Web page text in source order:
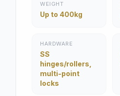
WEIGHT
Up to 400kg
HARDWARE
SS
hinges/rollers,
multi-point
locks